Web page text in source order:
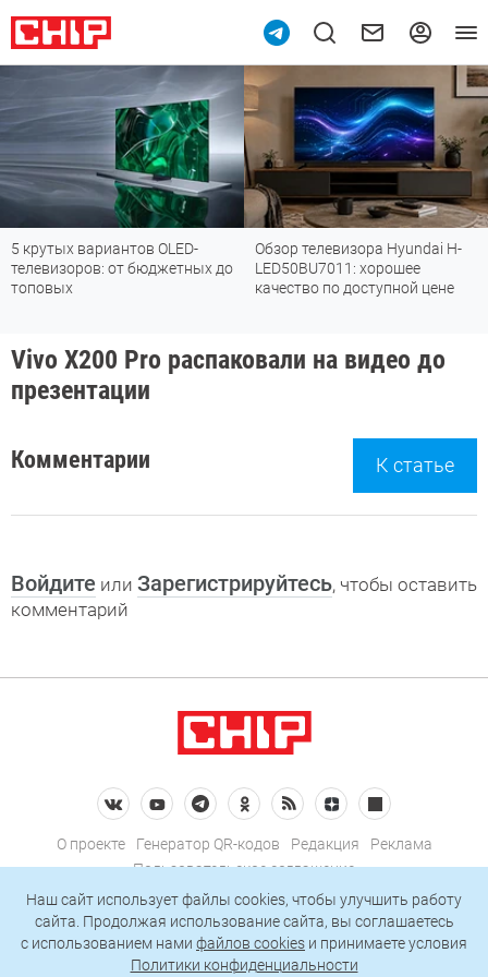
5 крутых вариантов OLED-
телевизоров: от бюджетных до
топовых
Обзор телевизора Hyundai H-
LED50BU7011: хорошее
качество по доступной цене
Vivo X200 Pro распаковали на видео до
презентации
Комментарии К статье
Войдите или Зарегистрируйтесь, чтобы оставить
комментарий
О проекте Генератор QR-кодов Редакция
Реклама
Пользовательское соглашение
Политика конфиденциальности
Подписаться на рассылку
Наш сайт использует файлы cookies, чтобы улучшить работу
сайта. Продолжая использование сайта, вы соглашаетесь
c использованием нами файлов cookies и принимаете условия
Политики конфиденциальности